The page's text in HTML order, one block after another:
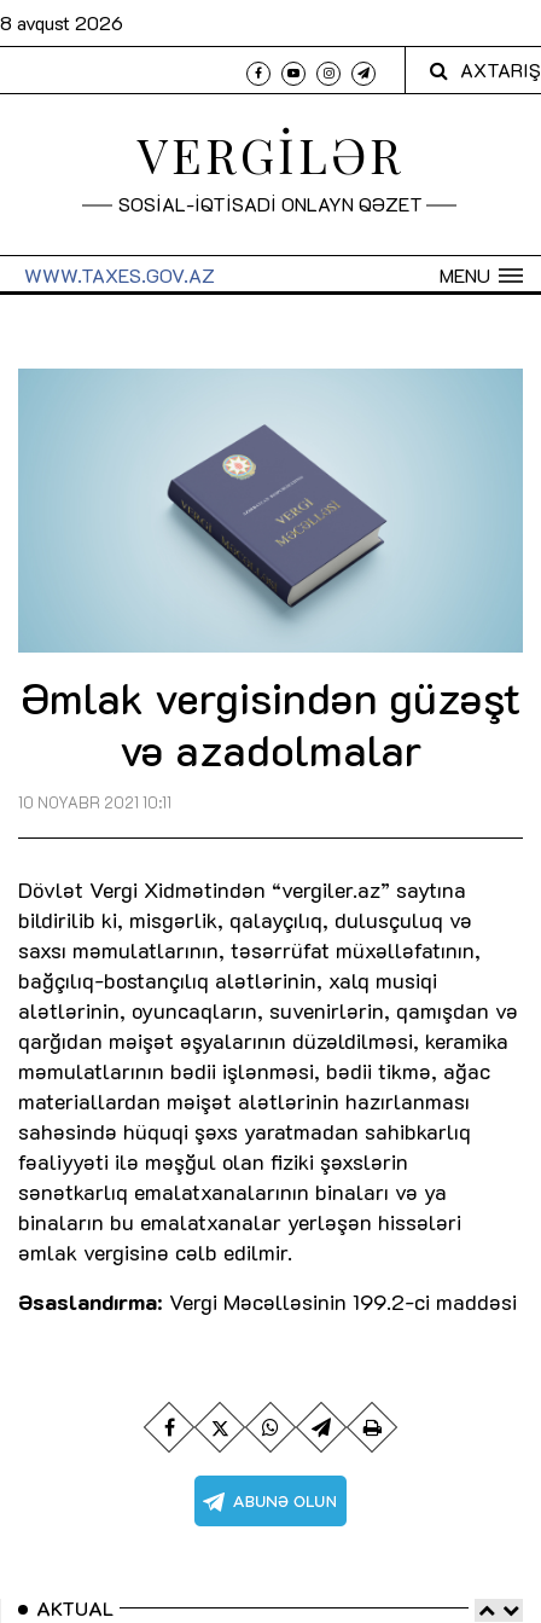
8 avqust 2026
AXTARIŞ
VERGİLƏR
SOSİAL-İQTİSADİ ONLAYN QƏZET
MENU
WWW.TAXES.GOV.AZ
Əmlak vergisindən güzəşt
və azadolmalar
10 NOYABR 2021 10:11
Dövlət Vergi Xidmətindən “vergiler.az” saytına
bildirilib ki, misgərlik, qalayçılıq, dulusçuluq və
saxsı məmulatlarının, təsərrüfat müxəlləfatının,
bağçılıq-bostançılıq alətlərinin, xalq musiqi
alətlərinin, oyuncaqların, suvenirlərin, qamışdan və
qarğıdan məişət əşyalarının düzəldilməsi, keramika
məmulatlarının bədii işlənməsi, bədii tikmə, ağac
materiallardan məişət alətlərinin hazırlanması
sahəsində hüquqi şəxs yaratmadan sahibkarlıq
fəaliyyəti ilə məşğul olan fiziki şəxslərin
sənətkarlıq emalatxanalarının binaları və ya
binaların bu emalatxanalar yerləşən hissələri
əmlak vergisinə cəlb edilmir.
Əsaslandırma: Vergi Məcəlləsinin 199.2-ci maddəsi
AKTUAL